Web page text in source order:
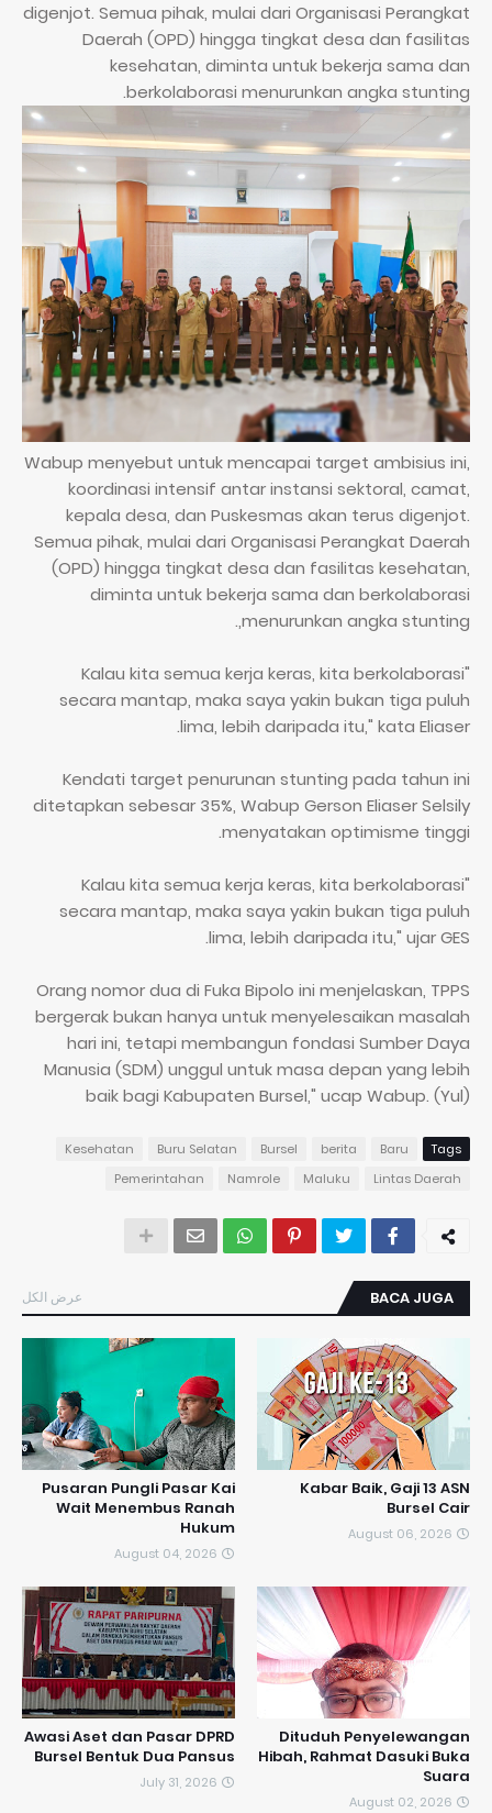
digenjot. Semua pihak, mulai dari Organisasi Perangkat
Daerah (OPD) hingga tingkat desa dan fasilitas
kesehatan, diminta untuk bekerja sama dan
berkolaborasi menurunkan angka stunting.
Wabup menyebut untuk mencapai target ambisius ini,
koordinasi intensif antar instansi sektoral, camat,
kepala desa, dan Puskesmas akan terus digenjot.
Semua pihak, mulai dari Organisasi Perangkat Daerah
(OPD) hingga tingkat desa dan fasilitas kesehatan,
diminta untuk bekerja sama dan berkolaborasi
menurunkan angka stunting,.
"Kalau kita semua kerja keras, kita berkolaborasi
secara mantap, maka saya yakin bukan tiga puluh
lima, lebih daripada itu," kata Eliaser.
Kendati target penurunan stunting pada tahun ini
ditetapkan sebesar 35%, Wabup Gerson Eliaser Selsily
menyatakan optimisme tinggi.
"Kalau kita semua kerja keras, kita berkolaborasi
secara mantap, maka saya yakin bukan tiga puluh
lima, lebih daripada itu," ujar GES.
Orang nomor dua di Fuka Bipolo ini menjelaskan, TPPS
bergerak bukan hanya untuk menyelesaikan masalah
hari ini, tetapi membangun fondasi Sumber Daya
Manusia (SDM) unggul untuk masa depan yang lebih
baik bagi Kabupaten Bursel," ucap Wabup. (Yul)
Tags
Baru
berita
Bursel
Buru Selatan
Kesehatan
Lintas Daerah
Maluku
Namrole
Pemerintahan
BACA JUGA عرض الكل
Kabar Baik, Gaji 13 ASN
Bursel Cair
August 06, 2026
Pusaran Pungli Pasar Kai
Wait Menembus Ranah
Hukum
August 04, 2026
Dituduh Penyelewangan
Hibah, Rahmat Dasuki Buka
Suara
August 02, 2026
Awasi Aset dan Pasar DPRD
Bursel Bentuk Dua Pansus
July 31, 2026